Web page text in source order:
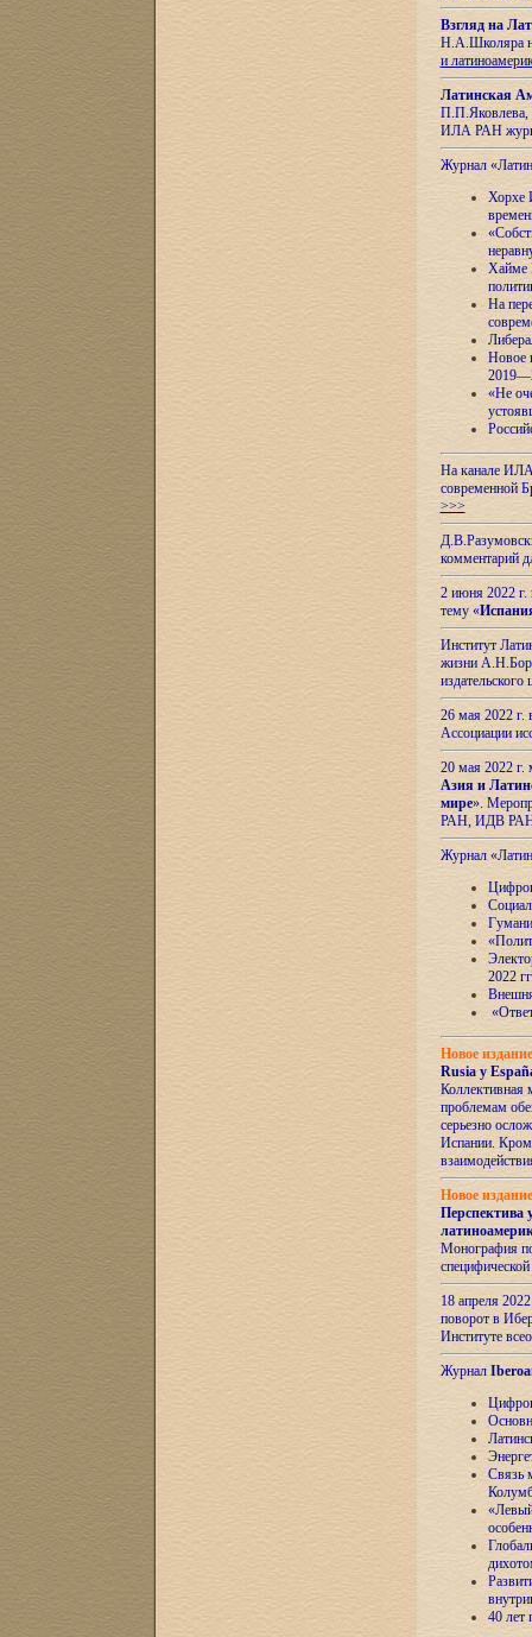
Взгляд на
Н.А.Школяра
и
Латинская
П.П.Яковлева,
ИЛА РАН
Журнал
Хорхе
Хайме
На
Новое
«Не
На канале ИЛА
современной
>>>
комментарий
2 июня 2022 г.
тему «
Институт
жизни
26 мая 2022
Ассоциации
20 мая 2022
Азия и
мире».
РАН, ИДВ
Журнал
2022
Новое
Rusia y
Коллективная
проблемам
серьезно
Испании.
Новое
Перспектива
Монография
18 апреля
поворот в
Институте
Журнал
Связь
40 лет